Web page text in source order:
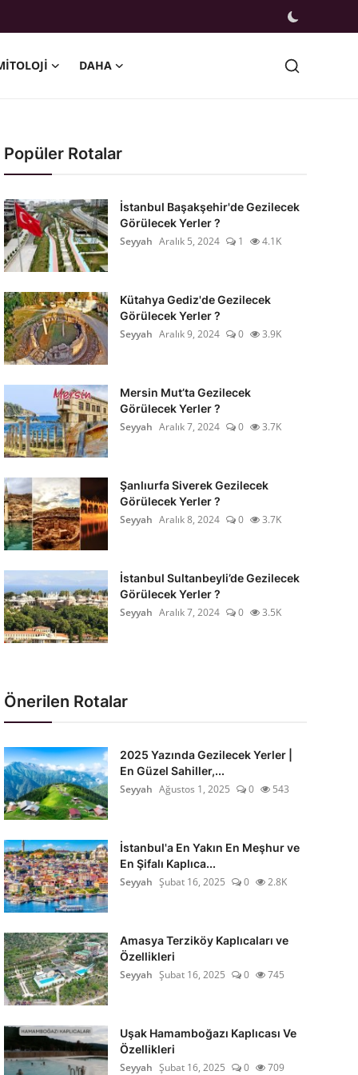
DAHA
Popüler Rotalar
İstanbul Başakşehir'de Gezilecek
Görülecek Yerler ?
Seyyah Aralık 5, 2024 1 4.1K
Kütahya Gediz'de Gezilecek
Görülecek Yerler ?
Seyyah Aralık 9, 2024 0 3.9K
Mersin Mut’ta Gezilecek
Görülecek Yerler ?
Seyyah Aralık 7, 2024 0 3.7K
Şanlıurfa Siverek Gezilecek
Görülecek Yerler ?
Seyyah Aralık 8, 2024 0 3.7K
İstanbul Sultanbeyli’de Gezilecek
Görülecek Yerler ?
Seyyah Aralık 7, 2024 0 3.5K
Önerilen Rotalar
2025 Yazında Gezilecek Yerler |
En Güzel Sahiller,...
Seyyah Ağustos 1, 2025 0 543
İstanbul'a En Yakın En Meşhur ve
En Şifalı Kaplıca...
Seyyah Şubat 16, 2025 0 2.8K
Amasya Terziköy Kaplıcaları ve
Özellikleri
Seyyah Şubat 16, 2025 0 745
Uşak Hamamboğazı Kaplıcası Ve
Özellikleri
Seyyah Şubat 16, 2025 0 709